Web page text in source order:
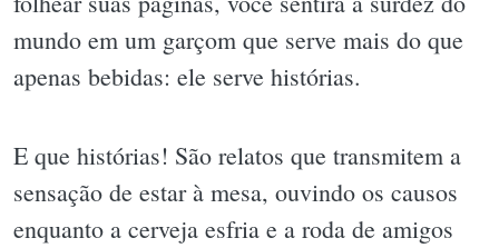
mundo em um garçom que serve mais do que
apenas bebidas: ele serve histórias.
E que histórias! São relatos que transmitem a
sensação de estar à mesa, ouvindo os causos
enquanto a cerveja esfria e a roda de amigos